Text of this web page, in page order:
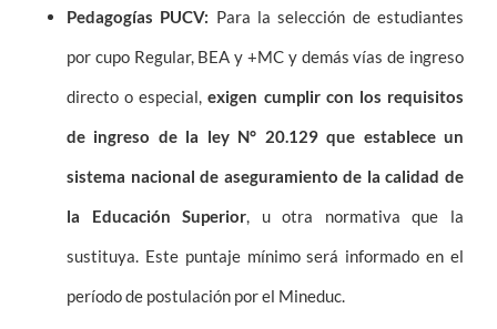
Pedagogías PUCV: Para la selección de estudiantes
por cupo Regular, BEA y +MC y demás vías de ingreso
directo o especial,exigen cumplir con los requisitos
de ingreso de la ley N° 20.129 que establece un
sistema nacional de aseguramiento de la calidad de
la Educación Superior , u otra normativa que la
sustituya. Este puntaje mínimo será informado en el
período de postulación por el Mineduc.